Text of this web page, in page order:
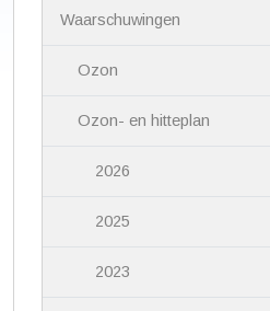
Waarschuwingen
Ozon
Ozon- en hitteplan
2026
2025
2023